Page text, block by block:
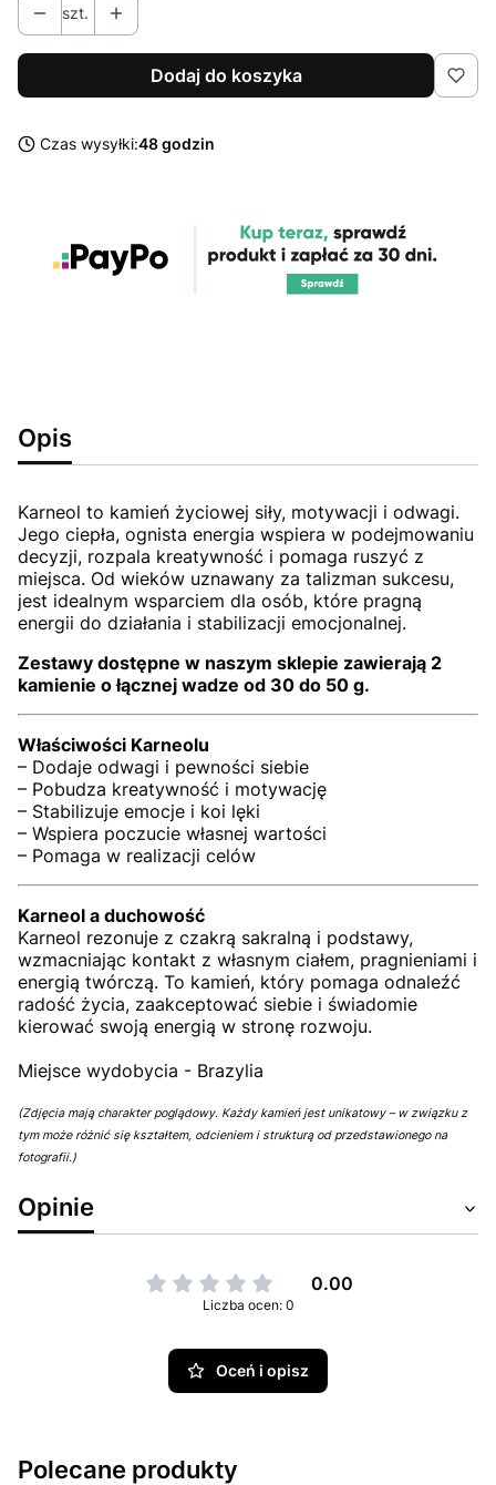
szt.
Dodaj do koszyka
Czas wysyłki:48 godzin
Opis
Karneol to kamień życiowej siły, motywacji i odwagi.
Jego ciepła, ognista energia wspiera w podejmowaniu
decyzji, rozpala kreatywność i pomaga ruszyć z
miejsca. Od wieków uznawany za talizman sukcesu,
jest idealnym wsparciem dla osób, które pragną
energii do działania i stabilizacji emocjonalnej.
Zestawy dostępne w naszym sklepie zawierają 2
kamienie o łącznej wadze od 30 do 50 g.
Właściwości Karneolu
– Dodaje odwagi i pewności siebie
– Pobudza kreatywność i motywację
– Stabilizuje emocje i koi lęki
– Wspiera poczucie własnej wartości
– Pomaga w realizacji celów
Karneol a duchowość
Karneol rezonuje z czakrą sakralną i podstawy,
wzmacniając kontakt z własnym ciałem, pragnieniami i
energią twórczą. To kamień, który pomaga odnaleźć
radość życia, zaakceptować siebie i świadomie
kierować swoją energią w stronę rozwoju.
Miejsce wydobycia - Brazylia
(Zdjęcia mają charakter poglądowy. Każdy kamień jest unikatowy – w związku z
tym może różnić się kształtem, odcieniem i strukturą od przedstawionego na
fotografii.)
Opinie
0.00
Liczba ocen: 0
Oceń i opisz
Polecane produkty